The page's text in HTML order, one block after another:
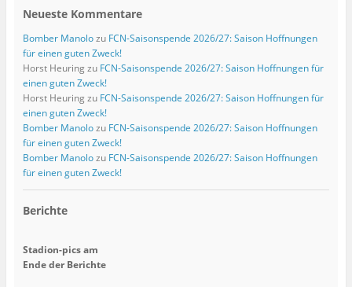
Neueste Kommentare
Bomber Manolozu FCN-Saisonspende 2026/27: Saison Hoffnungen
für einen guten Zweck!
Horst Heuring zu FCN-Saisonspende 2026/27: Saison Hoffnungen für
einen guten Zweck!
Horst Heuring zu FCN-Saisonspende 2026/27: Saison Hoffnungen für
einen guten Zweck!
Bomber Manolozu FCN-Saisonspende 2026/27: Saison Hoffnungen
für einen guten Zweck!
Bomber Manolozu FCN-Saisonspende 2026/27: Saison Hoffnungen
für einen guten Zweck!
Berichte
Stadion-pics am
Ende der Berichte